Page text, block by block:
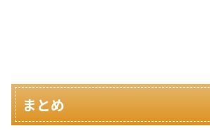
まとめ